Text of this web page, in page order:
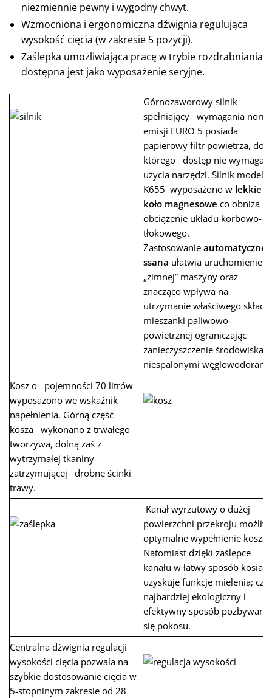
niezmiennie pewny i wygodny chwyt.
Wzmocniona i ergonomiczna dźwignia regulująca
wysokość cięcia (w zakresie 5 pozycji).
Zaślepka umożliwiająca pracę w trybie rozdrabniania
dostępna jest jako wyposażenie seryjne.
Górnozaworowy silnik
spełniający wymagania
emisji EURO 5 posiada
papierowy filtr powietrza, do
którego dostęp nie wymaga
użycia narzędzi. Silnik model
K655 wyposażono w lekkie
koło magnesowe co obniża
obciążenie układu korbowo-
tłokowego.
Zastosowanie
ssana ułatwia uruchomienie
„zimnej” maszyny oraz
znacząco wpływa na
utrzymanie właściwego składu
mieszanki paliwowo-
powietrznej ograniczając
zanieczyszczenie środowiska
niespalonymi węglowodorami.
Kosz o pojemności 70 litrów
wyposażono we wskaźnik
napełnienia. Górną część
kosza wykonano z trwałego
tworzywa, dolną zaś z
wytrzymałej tkaniny
zatrzymującej drobne ścinki
trawy.
Kanał wyrzutowy o dużej
powierzchni przekroju
optymalne wypełnienie kosza.
Natomiast dzięki zaślepce
kanału w łatwy sposób
uzyskuje funkcję mielenia;
najbardziej ekologiczny i
efektywny sposób pozbywania
się pokosu.
Centralna dźwignia regulacji
wysokości cięcia pozwala na
szybkie dostosowanie cięcia w
5-stopninym zakresie od 28